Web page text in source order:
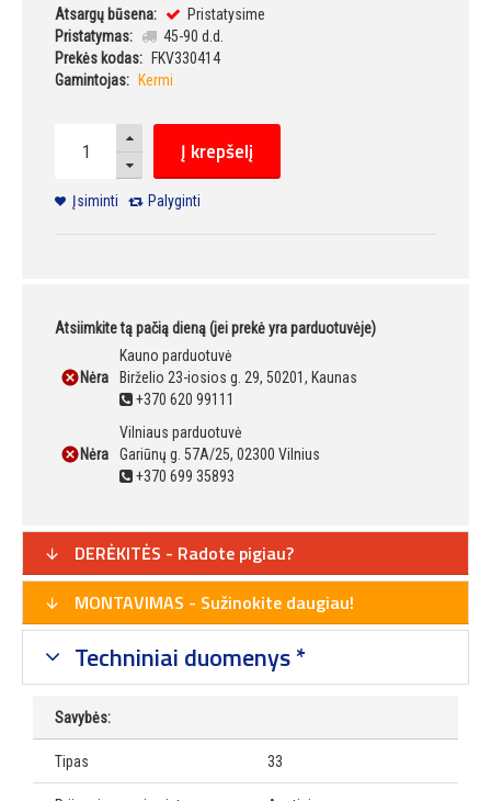
Atsargų būsena:
Pristatysime
Pristatymas:
45-90 d.d.
Prekės kodas:
FKV330414
Gamintojas:
Kermi
Į krepšelį
Įsiminti Palyginti
Atsiimkite tą pačią dieną (jei prekė yra parduotuvėje)
Nėra
Kauno parduotuvė
Birželio 23-iosios g. 29, 50201, Kaunas
+370 620 99111
Nėra
Vilniaus parduotuvė
Gariūnų g. 57A/25, 02300 Vilnius
+370 699 35893
DERĖKITĖS - Radote pigiau?
MONTAVIMAS - Sužinokite daugiau!
Techniniai duomenys *
Savybės:
Tipas 33